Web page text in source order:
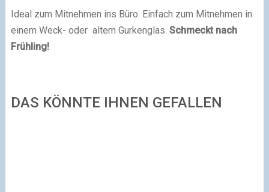
Ideal zum Mitnehmen ins Büro. Einfach zum Mitnehmen in
einem Weck- oder altem Gurkenglas. Schmeckt nach
Frühling!
DAS KÖNNTE IHNEN GEFALLEN